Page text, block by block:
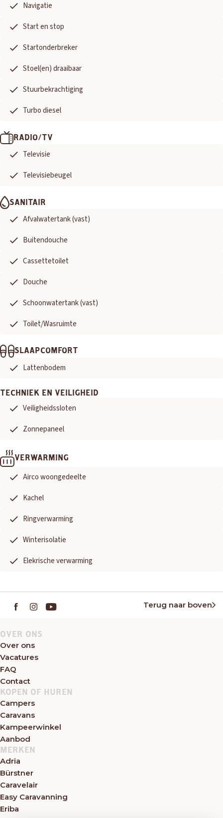
Navigatie
Start en stop
Startonderbreker
Stoel(en) draaibaar
Stuurbekrachtiging
Turbo diesel
RADIO/TV
Televisie
Televisiebeugel
SANITAIR
Afvalwatertank (vast)
Buitendouche
Cassettetoilet
Douche
Schoonwatertank (vast)
Toilet/Wasruimte
SLAAPCOMFORT
Lattenbodem
TECHNIEK EN VEILIGHEID
Veiligheidssloten
Zonnepaneel
VERWARMING
Airco woongedeelte
Kachel
Ringverwarming
Winterisolatie
Elekrische verwarming
Terug naar boven
OVER ONS
Over ons
Vacatures
FAQ
Contact
KOPEN OF HUREN
Campers
Caravans
Kampeerwinkel
Aanbod
MERKEN
Adria
Bürstner
Caravelair
Easy Caravanning
Eriba